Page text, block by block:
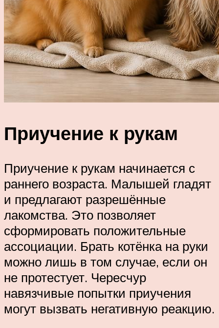
Приучение к рукам
Приучение к рукам начинается с
раннего возраста. Малышей гладят
и предлагают разрешённые
лакомства. Это позволяет
сформировать положительные
ассоциации. Брать котёнка на руки
можно лишь в том случае, если он
не протестует. Чересчур
навязчивые попытки приучения
могут вызвать негативную реакцию.